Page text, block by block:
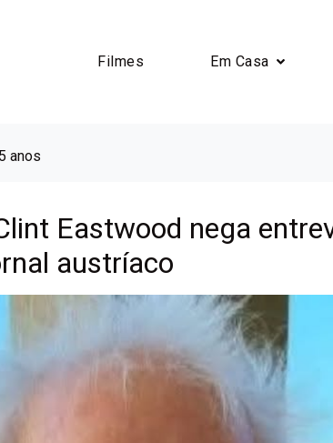
Filmes Em Casa
anos
Eastwood nega
austríaco